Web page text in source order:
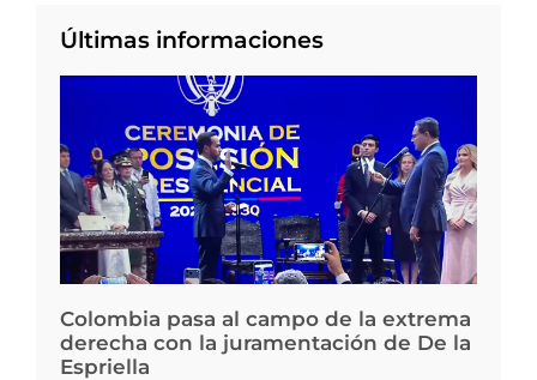
Últimas informaciones
Colombia pasa al campo de la extrema
derecha con la juramentación de De la
Espriella